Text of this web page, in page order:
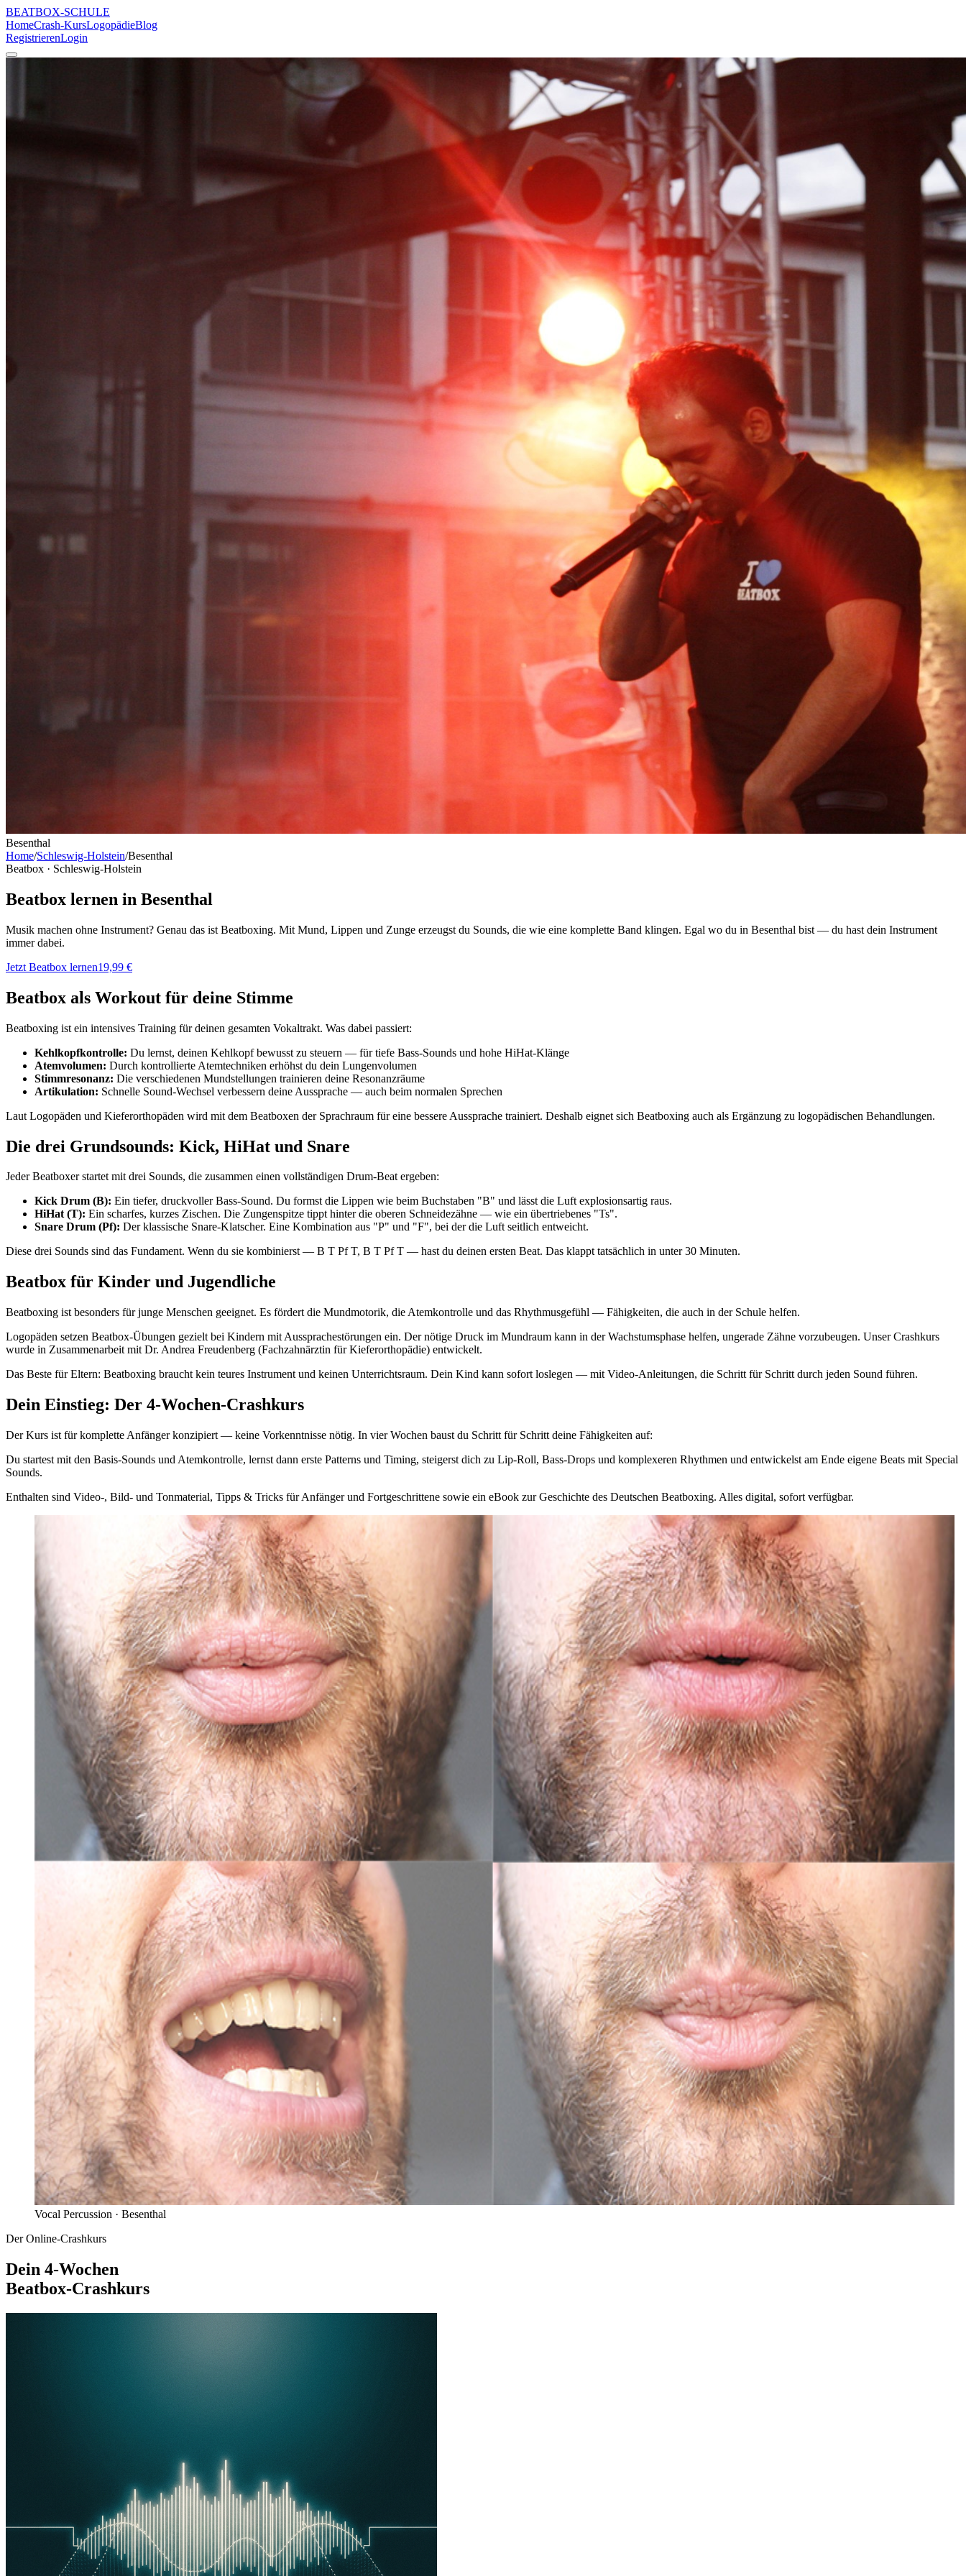
BEATBOX-SCHULE
HomeCrash-KursLogopädieBlog
RegistrierenLogin
Besenthal
Home/Schleswig-Holstein/Besenthal
Beatbox · Schleswig-Holstein
Beatbox lernen in Besenthal
Musik machen ohne Instrument? Genau das ist Beatboxing. Mit Mund, Lippen und Zunge erzeugst du Sounds, die wie eine komplette Band klingen. Egal wo du in Besenthal bist — du hast dein Instrument
immer dabei.
Jetzt Beatbox lernen19,99 €
Beatbox als Workout für deine Stimme
Beatboxing ist ein intensives Training für deinen gesamten Vokaltrakt. Was dabei passiert:
Kehlkopfkontrolle: Du lernst, deinen Kehlkopf bewusst zu steuern — für tiefe Bass-Sounds und hohe HiHat-Klänge
Atemvolumen: Durch kontrollierte Atemtechniken erhöhst du dein Lungenvolumen
Stimmresonanz: Die verschiedenen Mundstellungen trainieren deine Resonanzräume
Artikulation: Schnelle Sound-Wechsel verbessern deine Aussprache — auch beim normalen Sprechen
Laut Logopäden und Kieferorthopäden wird mit dem Beatboxen der Sprachraum für eine bessere Aussprache trainiert. Deshalb eignet sich Beatboxing auch als Ergänzung zu logopädischen Behandlungen.
Die drei Grundsounds: Kick, HiHat und Snare
Jeder Beatboxer startet mit drei Sounds, die zusammen einen vollständigen Drum-Beat ergeben:
Kick Drum (B): Ein tiefer, druckvoller Bass-Sound. Du formst die Lippen wie beim Buchstaben "B" und lässt die Luft explosionsartig raus.
HiHat (T): Ein scharfes, kurzes Zischen. Die Zungenspitze tippt hinter die oberen Schneidezähne — wie ein übertriebenes "Ts".
Snare Drum (Pf): Der klassische Snare-Klatscher. Eine Kombination aus "P" und "F", bei der die Luft seitlich entweicht.
Diese drei Sounds sind das Fundament. Wenn du sie kombinierst — B T Pf T, B T Pf T — hast du deinen ersten Beat. Das klappt tatsächlich in unter 30 Minuten.
Beatbox für Kinder und Jugendliche
Beatboxing ist besonders für junge Menschen geeignet. Es fördert die Mundmotorik, die Atemkontrolle und das Rhythmusgefühl — Fähigkeiten, die auch in der Schule helfen.
Logopäden setzen Beatbox-Übungen gezielt bei Kindern mit Aussprachestörungen ein. Der nötige Druck im Mundraum kann in der Wachstumsphase helfen, ungerade Zähne vorzubeugen. Unser Crashkurs
wurde in Zusammenarbeit mit Dr. Andrea Freudenberg (Fachzahnärztin für Kieferorthopädie) entwickelt.
Das Beste für Eltern: Beatboxing braucht kein teures Instrument und keinen Unterrichtsraum. Dein Kind kann sofort loslegen — mit Video-Anleitungen, die Schritt für Schritt durch jeden Sound führen.
Dein Einstieg: Der 4-Wochen-Crashkurs
Der Kurs ist für komplette Anfänger konzipiert — keine Vorkenntnisse nötig. In vier Wochen baust du Schritt für Schritt deine Fähigkeiten auf:
Du startest mit den Basis-Sounds und Atemkontrolle, lernst dann erste Patterns und Timing, steigerst dich zu Lip-Roll, Bass-Drops und komplexeren Rhythmen und entwickelst am Ende eigene Beats mit Special
Sounds.
Enthalten sind Video-, Bild- und Tonmaterial, Tipps & Tricks für Anfänger und Fortgeschrittene sowie ein eBook zur Geschichte des Deutschen Beatboxing. Alles digital, sofort verfügbar.
Vocal Percussion · Besenthal
Der Online-Crashkurs
Dein 4-Wochen
Beatbox-Crashkurs